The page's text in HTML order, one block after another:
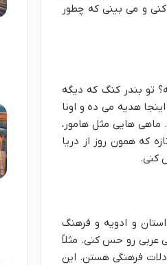
و می بینی که چطور
تو بندر کنگ که دیگه
هدیه می ده و اونا
هایی مثل هامور،
که همون روز از دریا
کنی.
و ادویه و فرهنگ
عربی رو حس کنی. مثلاً
فرهنگی هستن. این